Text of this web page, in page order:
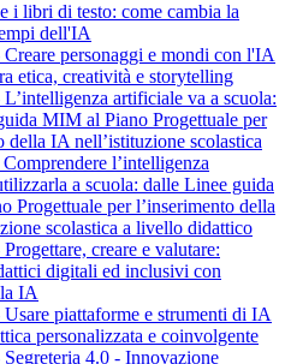
i libri di testo: come cambia la
dell'IA
personaggi e mondi con l'IA
etica, creatività e storytelling
artificiale va a scuola:
MIM al Piano Progettuale per
della IA nell’istituzione scolastica
l’intelligenza
a scuola: dalle Linee guida
Progettuale per l’inserimento della
scolastica a livello didattico
creare e valutare:
digitali ed inclusivi con
IA
piattaforme e strumenti di IA
personalizzata e coinvolgente
4.0 - Innovazione